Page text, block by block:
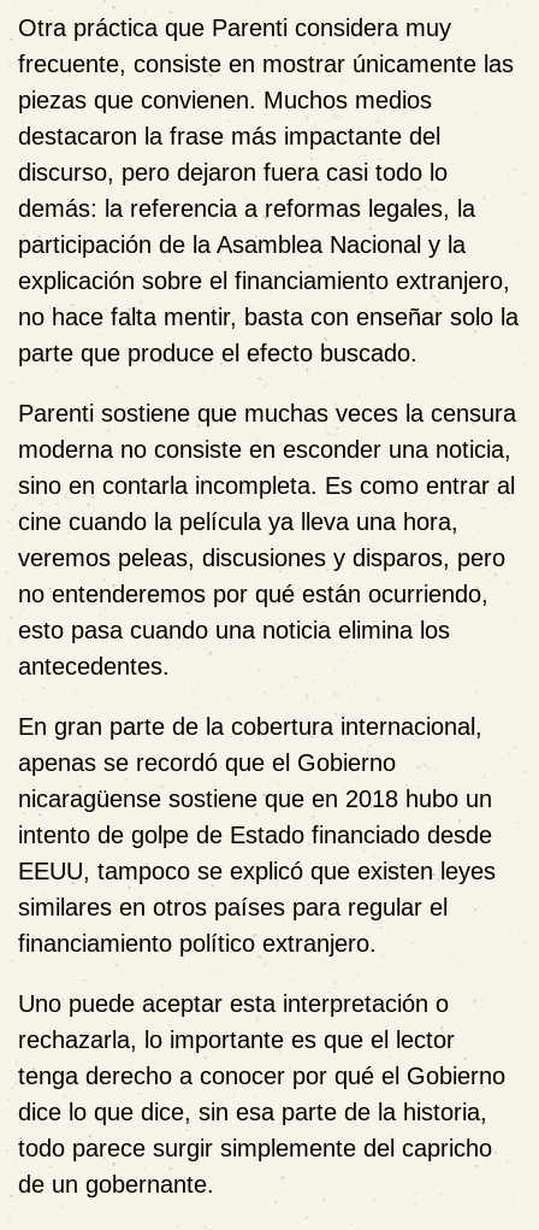
Otra práctica que Parenti considera muy
frecuente, consiste en mostrar únicamente las
piezas que convienen. Muchos medios
destacaron la frase más impactante del
discurso, pero dejaron fuera casi todo lo
demás: la referencia a reformas legales, la
participación de la Asamblea Nacional y la
explicación sobre el financiamiento extranjero,
no hace falta mentir, basta con enseñar solo la
parte que produce el efecto buscado.
Parenti sostiene que muchas veces la censura
moderna no consiste en esconder una noticia,
sino en contarla incompleta. Es como entrar al
cine cuando la película ya lleva una hora,
veremos peleas, discusiones y disparos, pero
no entenderemos por qué están ocurriendo,
esto pasa cuando una noticia elimina los
antecedentes.
En gran parte de la cobertura internacional,
apenas se recordó que el Gobierno
nicaragüense sostiene que en 2018 hubo un
intento de golpe de Estado financiado desde
EEUU, tampoco se explicó que existen leyes
similares en otros países para regular el
financiamiento político extranjero.
Uno puede aceptar esta interpretación o
rechazarla, lo importante es que el lector
tenga derecho a conocer por qué el Gobierno
dice lo que dice, sin esa parte de la historia,
todo parece surgir simplemente del capricho
de un gobernante.